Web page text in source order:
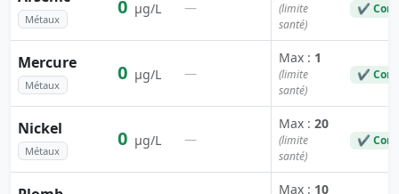
Métaux
0 µg/L —
(limite
santé)
✔
Mercure
Métaux
0 µg/L —
Max : 1
(limite
santé)
✔
Nickel
Métaux
0 µg/L —
Max : 20
(limite
santé)
✔
Max : 10